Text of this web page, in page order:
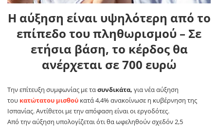
Η αύξηση είναι υψηλότερη από το
επίπεδο του πληθωρισμού – Σε
ετήσια βάση, το κέρδος θα
ανέρχεται σε 700 ευρώ
Την επίτευξη συμφωνίας με τασυνδικάτα, για νέα αύξηση
του κατώτατου μισθού κατά 4,4% ανακοίνωσε η κυβέρνηση της
Ισπανίας. Αντίθετοι με την απόφαση είναι οι εργοδότες.
Από την αύξηση υπολογίζεται ότι θα ωφεληθούν σχεδόν 2,5